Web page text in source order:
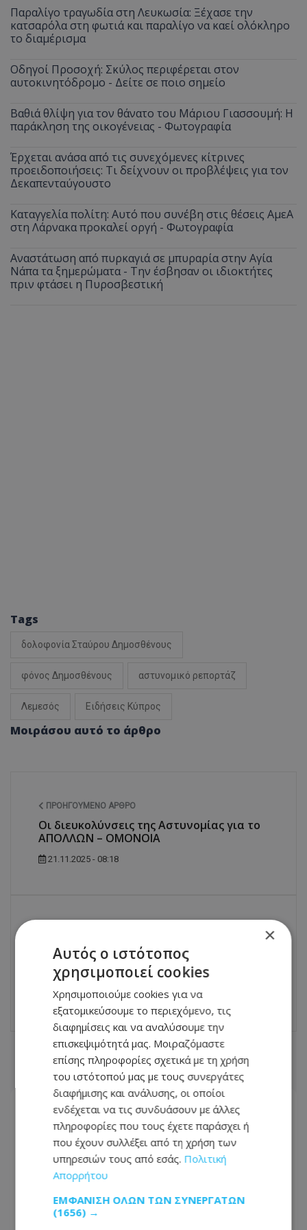
Παραλίγο τραγωδία στη Λευκωσία: Ξέχασε την
κατσαρόλα στη φωτιά και παραλίγο να καεί ολόκληρο
το διαμέρισμα
Οδηγοί Προσοχή: Σκύλος περιφέρεται στον
αυτοκινητόδρομο - Δείτε σε ποιο σημείο
Βαθιά θλίψη για τον θάνατο του Μάριου Γιασσουμή: Η
παράκληση της οικογένειας - Φωτογραφία
Έρχεται ανάσα από τις συνεχόμενες κίτρινες
προειδοποιήσεις: Τι δείχνουν οι προβλέψεις για τον
Δεκαπενταύγουστο
Καταγγελία πολίτη: Αυτό που συνέβη στις θέσεις ΑμεΑ
στη Λάρνακα προκαλεί οργή - Φωτογραφία
Αναστάτωση από πυρκαγιά σε μπυραρία στην Αγία
Νάπα τα ξημερώματα - Την έσβησαν οι ιδιοκτήτες
πριν φτάσει η Πυροσβεστική
Tags
δολοφονία Σταύρου Δημοσθένους
φόνος Δημοσθένους αστυνομικό ρεπορτάζ
Λεμεσός Ειδήσεις Κύπρος
Μοιράσου αυτό το άρθρο
ΠΡΟΗΓΟΎΜΕΝΟ ΆΡΘΡΟ
Οι διευκολύνσεις της Αστυνομίας για το
ΑΠΟΛΛΩΝ – ΟΜΟΝΟΙΑ
21.11.2025 - 08:18
Αθλητικές Μεταδόσεις (21/11): Από πού
θα δείτε το ντέρμπι Πάφος - Άρης και
Oλυμπιακός - Παρί
21.11.2025 - 08:24
ΣΧΕΤΙΚΑ ΑΡΘΡΑ
×
Αυτός ο ιστότοπος
χρησιμοποιεί cookies
Χρησιμοποιούμε cookies για να
εξατομικεύσουμε το περιεχόμενο, τις
διαφημίσεις και να αναλύσουμε την
επισκεψιμότητά μας. Μοιραζόμαστε
επίσης πληροφορίες σχετικά με τη χρήση
του ιστότοπού μας με τους συνεργάτες
διαφήμισης και ανάλυσης, οι οποίοι
ενδέχεται να τις συνδυάσουν με άλλες
πληροφορίες που τους έχετε παράσχει ή
που έχουν συλλέξει από τη χρήση των
υπηρεσιών τους από εσάς. Πολιτική
Απορρήτου
ΕΜΦΆΝΙΣΗ ΌΛΩΝ ΤΩΝ ΣΥΝΕΡΓΑΤΏΝ
(1656) →